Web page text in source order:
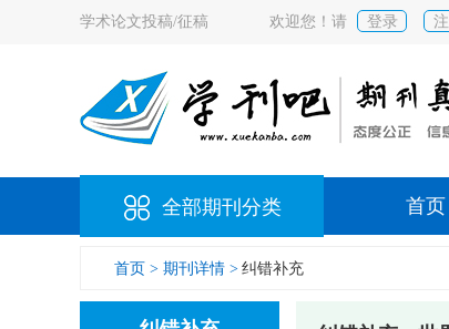
学术论文投稿/征稿 欢迎您！请 登录
全部期刊分类 首页
首页 > 期刊详情 > 纠错补充